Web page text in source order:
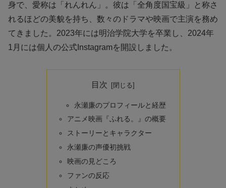
身で、愛称は「れんれん」。彼は「全角度国宝級」と称さ
れるほどの美貌を持ち、数々のドラマや映画で主演を務め
てきました。2023年には明治学院大学を卒業し、2024年
1月には個人の公式Instagramを開設しました。
目次
永瀬廉のプロフィールと経歴
アニメ映画『ふれる。』の概要
ストーリーとキャラクター
永瀬廉の声優初挑戦
映画の見どころ
ファンの反応